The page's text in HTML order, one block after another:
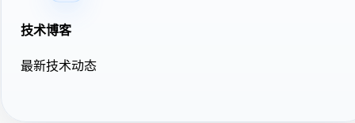
技术博客
最新技术动态